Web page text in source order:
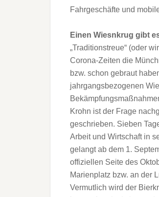
Fahrgeschäfte und
Einen Wiesnkrug gibt
„Traditionstreue“ (oder
Corona-Zeiten die
bzw. schon gebraut
jahrgangsbezogenen
Krohn ist der Frage
geschrieben. Sieben
Arbeit und Wirtschaft in
gelangt ab dem 1.
offiziellen Seite des
Marienplatz bzw. an der
Vermutlich wird der